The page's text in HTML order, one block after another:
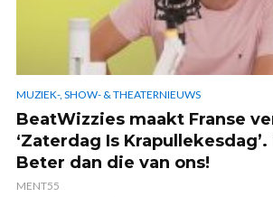
MUZIEK-, SHOW- & THEATERNIEUWS
BeatWizzies maakt Franse
‘Zaterdag Is
Beter dan die van ons!
MENT55